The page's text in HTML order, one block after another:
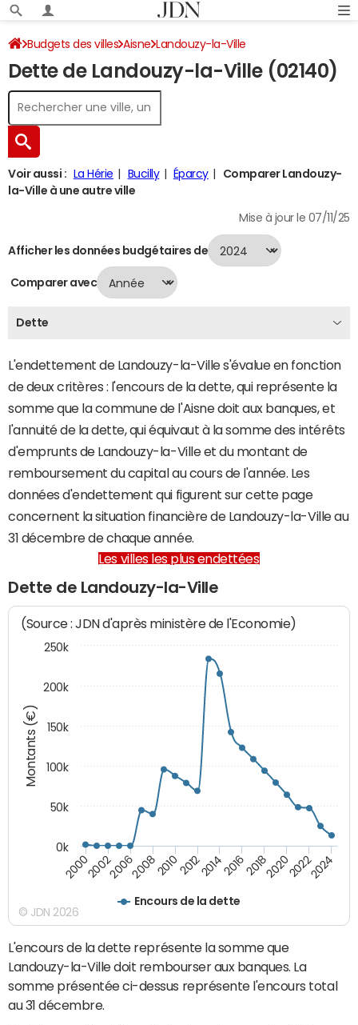
Budgets des villes Aisne Landouzy-la-Ville
Dette au 31/12/2024
Dette de Landouzy-la-Ville (02140)
Voir aussi : La Hérie Bucilly Éparcy
Comparer Landouzy-
la-Ville à une autre ville
Mise à jour le 07/11/25
Afficher les données budgétaires de
Comparer avec
Dette
L'endettement de Landouzy-la-Ville s'évalue en fonction
de deux critères : l'encours de la dette, qui représente la
somme que la commune de l'Aisne doit aux banques, et
l'annuité de la dette, qui équivaut à la somme des intérêts
d'emprunts de Landouzy-la-Ville et du montant de
remboursement du capital au cours de l'année. Les
données d'endettement qui figurent sur cette page
concernent la situation financière de Landouzy-la-Ville au
31 décembre de chaque année.
Les villes les plus endettées
Dette de Landouzy-la-Ville
Montants (€)
(Source : JDN d'après ministère de l'Economie)
Encours de la dette
200020022006200820102012201420162018202020222024
0k
50k
100k
150k
200k
250k
© JDN 2026
L'encours de la dette représente la somme que
Landouzy-la-Ville doit rembourser aux banques. La
somme présentée ci-dessus représente l'encours total
au 31 décembre.